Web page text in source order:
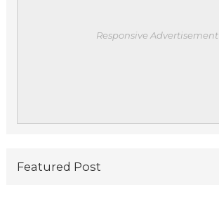
Responsive Advertisement
Featured Post